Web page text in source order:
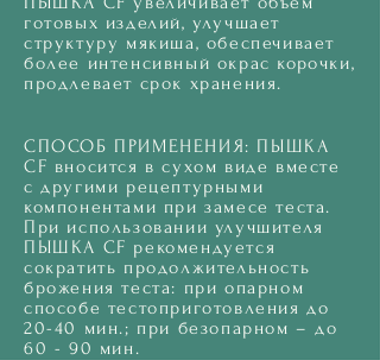
готовых изделий, улучшает
структуру мякиша, обеспечивает
более интенсивный окрас корочки,
продлевает срок хранения.
СПОСОБ ПРИМЕНЕНИЯ: ПЫШКА
CF вносится в сухом виде вместе
с другими рецептурными
компонентами при замесе теста.
При использовании улучшителя
ПЫШКА CF рекомендуется
сократить продолжительность
брожения теста: при опарном
способе тестоприготовления до
20-40 мин.; при безопарном – до
60 - 90 мин.